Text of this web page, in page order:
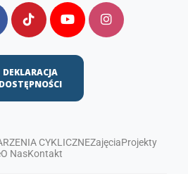
DEKLARACJA
DOSTĘPNOŚCI
CYKLICZNEZajęciaProjekty
O NasKontakt